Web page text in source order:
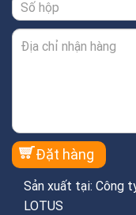
Sản xuất tại: Công
LOTUS